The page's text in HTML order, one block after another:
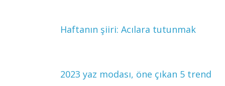
Haftanın şiiri: Acılara tutunmak
2023 yaz modası, öne çıkan 5 trend